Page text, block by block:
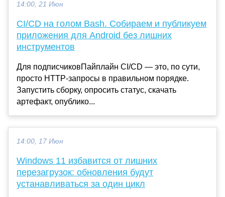
14:00, 21 Июн
CI/CD на голом Bash. Собираем и публикуем
приложения для Android без лишних
инструментов
Для подписчиковПайплайн CI/CD — это, по сути,
просто HTTP-запросы в правильном порядке.
Запустить сборку, опросить статус, скачать
артефакт, опублико...
14:00, 17 Июн
Windows 11 избавится от лишних
перезагрузок: обновления будут
устанавливаться за один цикл